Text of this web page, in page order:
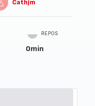
Cathjm
REPOS
0min